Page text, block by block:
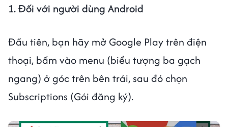
1. Đối với người dùng Android
Đầu tiên, bạn hãy mở Google Play trên điện
thoại, bấm vào menu (biểu tượng ba gạch
ngang) ở góc trên bên trái, sau đó chọn
Subscriptions (Gói đăng ký).